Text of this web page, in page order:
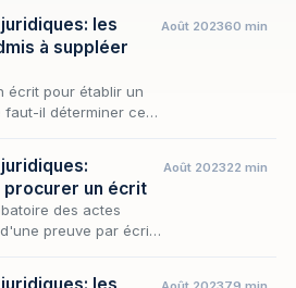
les
à suppléer
écrit pour établir un
il déterminer ce
Août 202360 min
procurer un écrit
des actes
preuve par écrit
Août 202322 min
les